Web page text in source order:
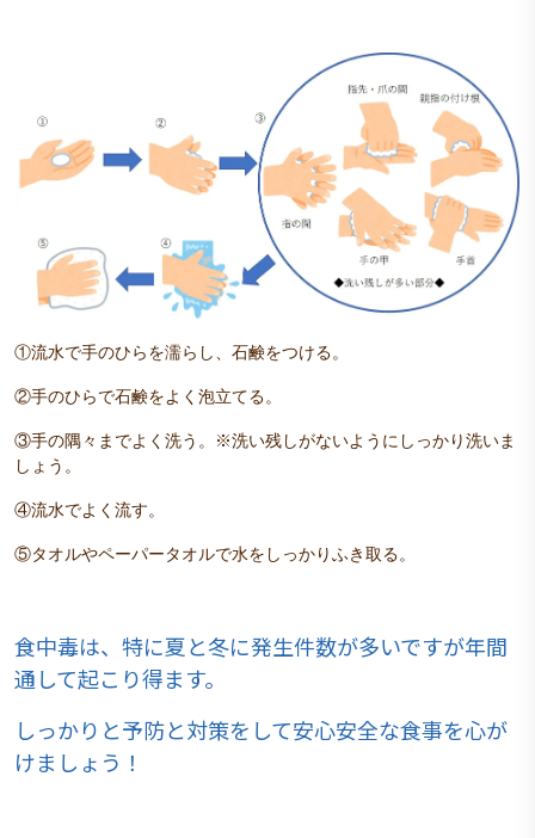
①流水で手のひらを濡らし、石鹸をつける。
②手のひらで石鹸をよく泡立てる。
③手の隅々までよく洗う。※洗い残しがないようにしっかり洗いま
しょう。
④流水でよく流す。
⑤タオルやペーパータオルで水をしっかりふき取る。
食中毒は、特に夏と冬に発生件数が多いですが年間
通して起こり得ます。
しっかりと予防と対策をして安心安全な食事を心が
けましょう！